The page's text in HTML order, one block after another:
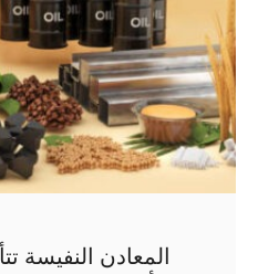
المعادن النفيسة